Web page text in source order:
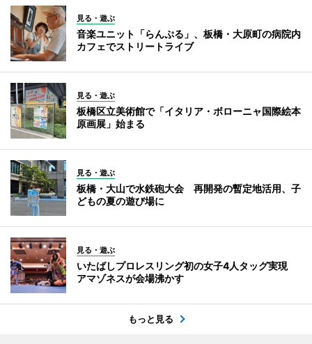
見る・遊ぶ
音楽ユニット「らんぷる」、板橋・大原町の病院内
カフェでストリートライブ
見る・遊ぶ
板橋区立美術館で「イタリア・ボローニャ国際絵本
原画展」始まる
見る・遊ぶ
板橋・大山で水鉄砲大会 再開発の暫定地活用、子
どもの夏の遊び場に
見る・遊ぶ
いたばしプロレスリング初の女子4人タッグ実現
アマゾネスが会場沸かす
もっと見る